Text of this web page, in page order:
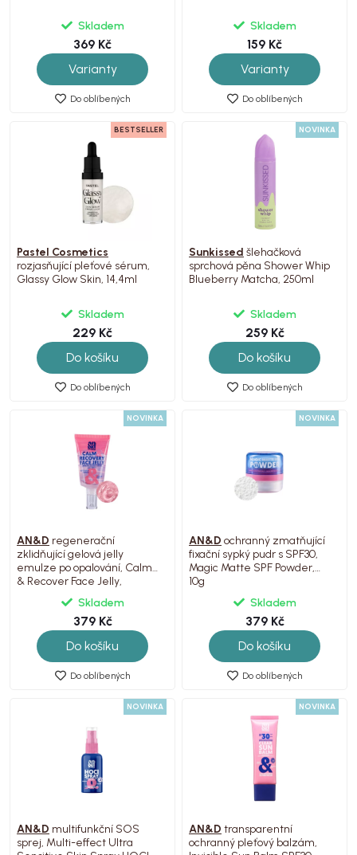
Skladem
369 Kč
Varianty
Do oblíbených
Skladem
159 Kč
Varianty
Do oblíbených
BESTSELLER
Pastel Cosmetics
rozjasňující pleťové sérum,
Glassy Glow Skin, 14,4ml
Skladem
229 Kč
Do košíku
Do oblíbených
NOVINKA
Sunkissed šlehačková
sprchová pěna Shower Whip
Blueberry Matcha, 250ml
Skladem
259 Kč
Do košíku
Do oblíbených
NOVINKA
AN&D regenerační
zklidňující gelová jelly
emulze po opalování, Calm
& Recover Face Jelly,
Skladem
379 Kč
Do košíku
Do oblíbených
NOVINKA
AN&D ochranný zmatňující
fixační sypký pudr s SPF30,
Magic Matte SPF Powder,
10g
Skladem
379 Kč
Do košíku
Do oblíbených
NOVINKA
AN&D multifunkční SOS
sprej, Multi-effect Ultra
NOVINKA
AN&D transparentní
ochranný pleťový balzám,